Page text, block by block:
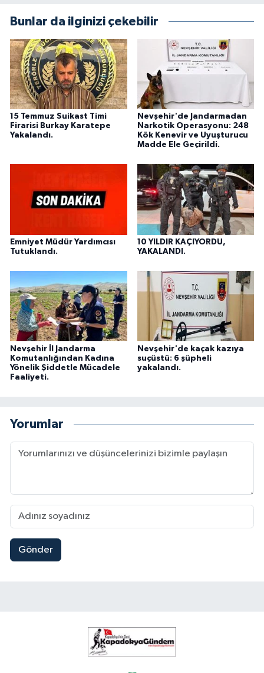
Bunlar da ilginizi çekebilir
15 Temmuz Suikast Timi
Firarisi Burkay Karatepe
Yakalandı.
Nevşehir'de Jandarmadan
Narkotik Operasyonu: 248
Kök Kenevir ve Uyuşturucu
Madde Ele Geçirildi.
Emniyet Müdür Yardımcısı
Tutuklandı.
10 YILDIR KAÇIYORDU,
YAKALANDI.
Nevşehir İl Jandarma
Komutanlığından Kadına
Yönelik Şiddetle Mücadele
Faaliyeti.
Nevşehir'de kaçak kazıya
suçüstü: 6 şüpheli
yakalandı.
Yorumlar
Gönder